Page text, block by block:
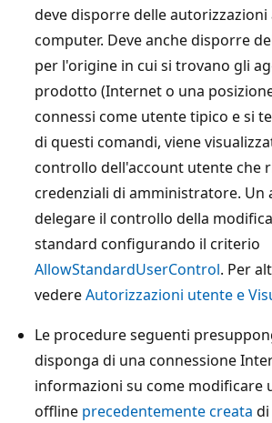
deve disporre delle
computer. Deve anche disporre
per l'origine in cui si trovano gli
prodotto (Internet o una
connessi come utente tipico e si
di questi comandi, viene
controllo dell'account utente che
credenziali di amministratore.
delegare il controllo della
standard configurando il criterio
AllowStandardUserControl. Per
vedereAutorizzazioni utente e
Le procedure seguenti
disponga di una connessione
informazioni su come modificare
offline precedentemente creata di